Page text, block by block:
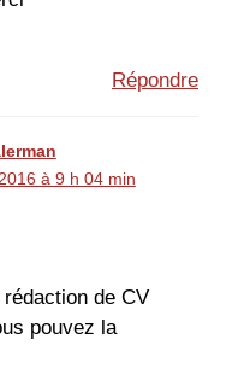
Répondre
à 9 h 04 min
de CV
pouvez la